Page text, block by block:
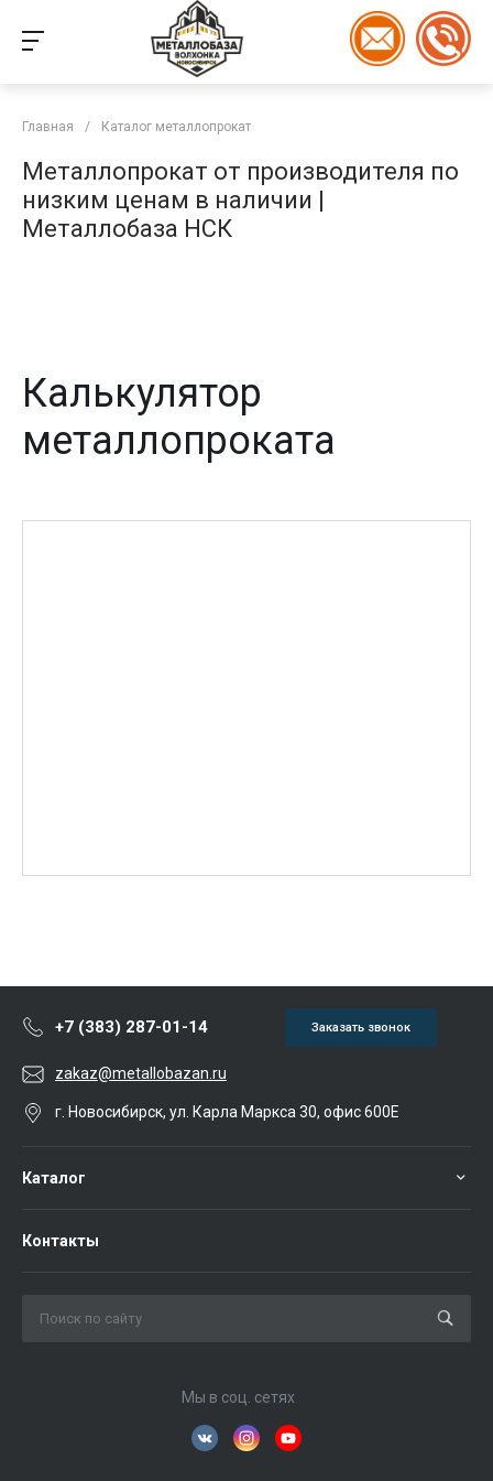
Главная / Каталог металлопрокат
Металлопрокат от производителя по
низким ценам в наличии |
Металлобаза НСК
Калькулятор
металлопроката
+7 (383) 287-01-14 Заказать звонок
zakaz@metallobazan.ru
г. Новосибирск, ул. Карла Маркса 30, офис 600Е
Каталог
Контакты
Мы в соц. сетях